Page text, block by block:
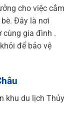
cho việc cắm
Đây là nơi
cùng gia đình .
để bảo vệ
khu du lịch Thủy